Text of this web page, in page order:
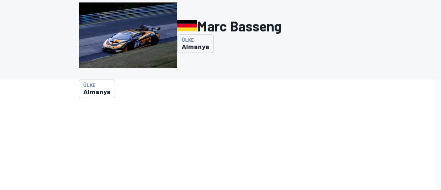
MOTOGP
Marc Basseng
ÜLKE
Almanya
ÜLKE
Almanya